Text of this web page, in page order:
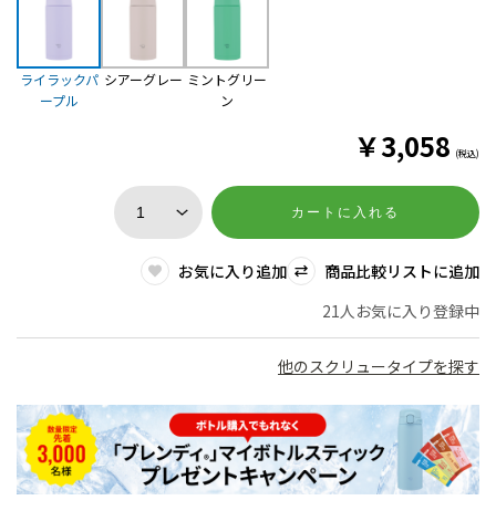
ライラックパ
ープル
シアーグレー ミントグリー
ン
￥3,058 (税込)
カートに入れる
お気に入り追加
商品比較リストに追加
21人お気に入り登録中
他のスクリュータイプを探す